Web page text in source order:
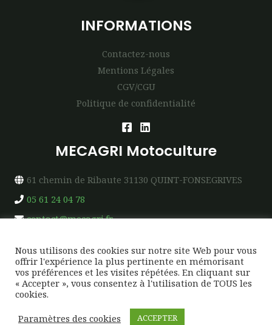
INFORMATIONS
Contactez-nous
Mentions Légales
CGV/CGU
Politique de confidentialité
MECAGRI Motoculture
61 chemin de Ribaute 31130 QUINT-FONSEGRIVES
05 61 24 04 78
contact@mecagri.fr
Création & Design →SUDWEB-FACTORY
Nous utilisons des cookies sur notre site Web pour vous
offrir l'expérience la plus pertinente en mémorisant
vos préférences et les visites répétées. En cliquant sur
« Accepter », vous consentez à l'utilisation de TOUS les
cookies.
Paramètres des cookies
ACCEPTER